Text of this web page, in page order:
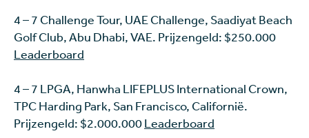
4 – 7 Challenge Tour, UAE Challenge, Saadiyat Beach
Golf Club, Abu Dhabi, VAE. Prijzengeld: $250.000
Leaderboard
4 – 7 LPGA, Hanwha LIFEPLUS International Crown,
TPC Harding Park, San Francisco, Californië.
Prijzengeld: $2.000.000Leaderboard